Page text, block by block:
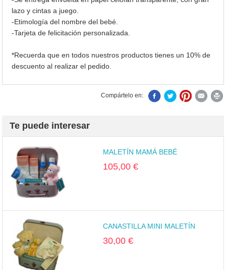
lazo y cintas a juego.
-Etimología del nombre del bebé.
-Tarjeta de felicitación personalizada.
*Recuerda que en todos nuestros productos tienes un 10% de
descuento al realizar el pedido.
Compártelo en:
Te puede interesar
MALETÍN MAMÁ BEBÉ
105,00 €
CANASTILLA MINI MALETÍN
30,00 €